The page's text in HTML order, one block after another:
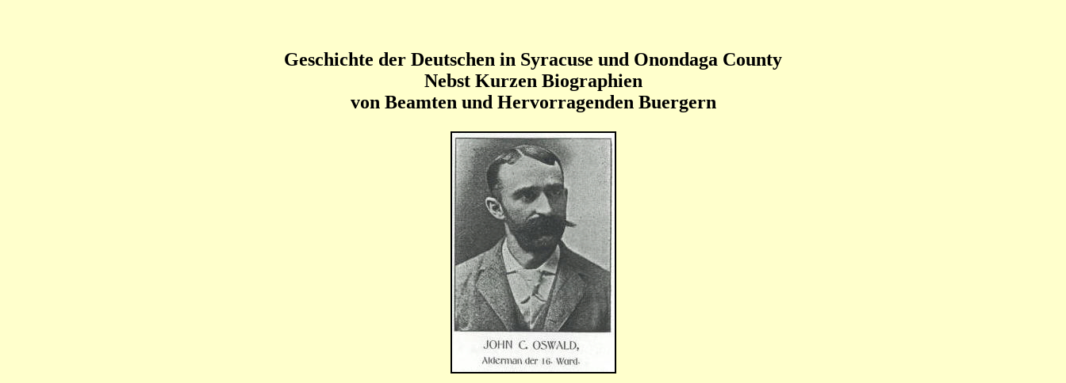
Geschichte der Deutschen in Syracuse und Onondaga County
Nebst Kurzen Biographien
von Beamten und Hervorragenden Buergern